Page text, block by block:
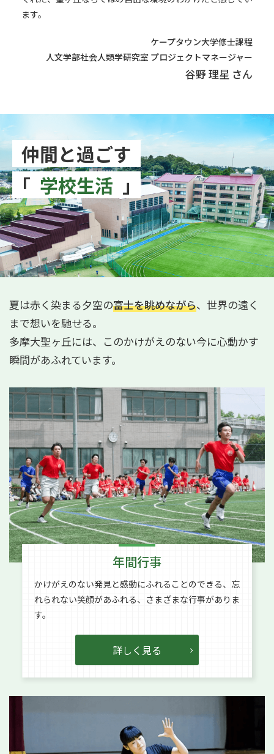
ます。
ケープタウン大学修士課程
人文学部社会人類学研究室 プロジェクトマネージャー
谷野 理星 さん
仲間と過ごす
「 学校生活 」
夏は赤く染まる夕空の富士を眺めながら、世界の遠く
まで想いを馳せる。
多摩大聖ヶ丘には、このかけがえのない今に心動かす
瞬間があふれています。
年間行事
かけがえのない発見と感動にふれることのできる、忘
れられない笑顔があふれる、さまざまな行事がありま
す。
詳しく見る